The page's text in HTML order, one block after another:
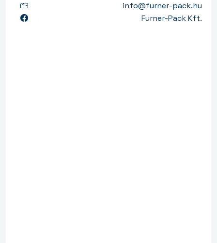
info@furner-pack.hu
Furner-Pack Kft.